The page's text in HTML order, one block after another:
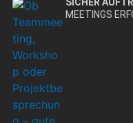
MEETINGS